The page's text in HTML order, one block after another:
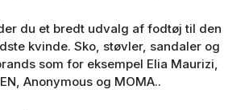
du et bredt udvalg af fodtøj til den
kvinde. Sko, støvler, sandaler og
som for eksempel Elia Maurizi,
Anonymous og MOMA..